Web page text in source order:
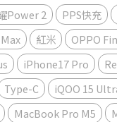
Power 2 PPS快充
紅米
OPPO
iPhone17 Pro
Type-C iQOO 15
MacBook Pro M5